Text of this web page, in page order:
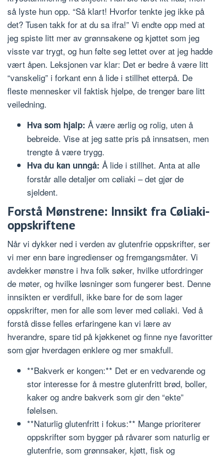
så lyste hun opp. “Så klart! Hvorfor tenkte jeg ikke på
det? Tusen takk for at du sa ifra!” Vi endte opp med at
jeg spiste litt mer av grønnsakene og kjøttet som jeg
visste var trygt, og hun følte seg lettet over at jeg hadde
vært åpen. Leksjonen var klar: Det er bedre å være litt
“vanskelig” i forkant enn å lide i stillhet etterpå. De
fleste mennesker vil faktisk hjelpe, de trenger bare litt
veiledning.
Hva som hjalp: Å være ærlig og rolig, uten å
bebreide. Vise at jeg satte pris på innsatsen, men
trengte å være trygg.
Hva du kan unngå: Å lide i stillhet. Anta at alle
forstår alle detaljer om cøliaki – det gjør de
sjeldent.
Forstå Mønstrene: Innsikt fra Cøliaki-
oppskriftene
Når vi dykker ned i verden av glutenfrie oppskrifter, ser
vi mer enn bare ingredienser og fremgangsmåter. Vi
avdekker mønstre i hva folk søker, hvilke utfordringer
de møter, og hvilke løsninger som fungerer best. Denne
innsikten er verdifull, ikke bare for de som lager
oppskrifter, men for alle som lever med cøliaki. Ved å
forstå disse felles erfaringene kan vi lære av
hverandre, spare tid på kjøkkenet og finne nye favoritter
som gjør hverdagen enklere og mer smakfull.
**Bakverk er kongen:** Det er en vedvarende og
stor interesse for å mestre glutenfritt brød, boller,
kaker og andre bakverk som gir den “ekte”
følelsen.
**Naturlig glutenfritt i fokus:** Mange prioriterer
oppskrifter som bygger på råvarer som naturlig er
glutenfrie, som grønnsaker, kjøtt, fisk og